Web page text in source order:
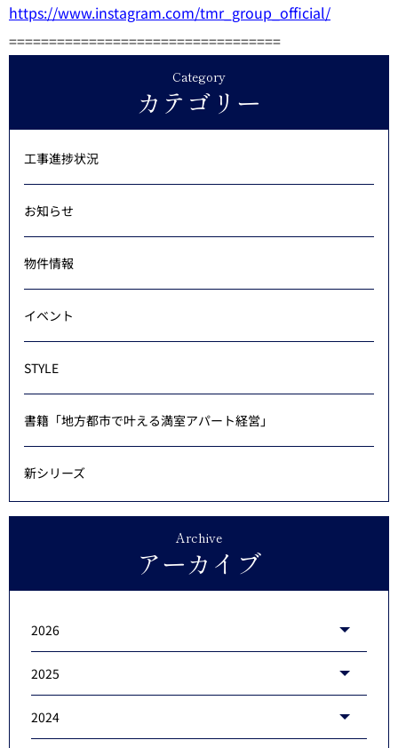
https://www.instagram.com/tmr_group_official/
==================================
Category
カテゴリー
工事進捗状況
お知らせ
物件情報
イベント
STYLE
書籍「地方都市で叶える満室アパート経営」
新シリーズ
Archive
アーカイブ
2026
2025
2024